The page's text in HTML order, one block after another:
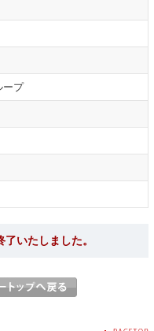
ープ
いたしました。